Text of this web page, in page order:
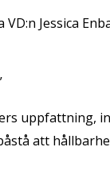
Jessica
uppfattning,
att